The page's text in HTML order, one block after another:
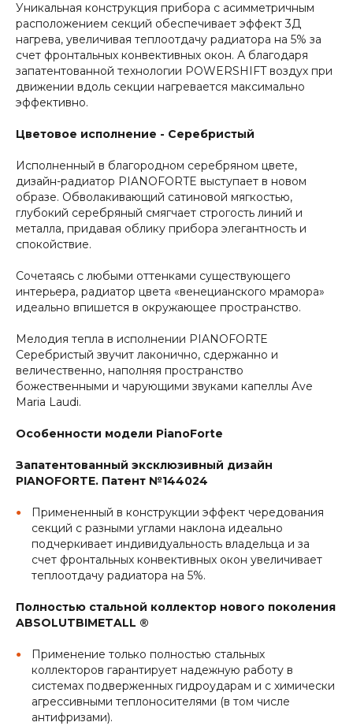
Уникальная конструкция прибора с асимметричным
расположением секций обеспечивает эффект 3Д
нагрева, увеличивая теплоотдачу радиатора на 5% за
счет фронтальных конвективных окон. А благодаря
запатентованной технологии POWERSHIFT воздух при
движении вдоль секции нагревается максимально
эффективно.
Цветовое исполнение - Серебристый
Исполненный в благородном серебряном цвете,
дизайн-радиатор PIANOFORTE выступает в новом
образе. Обволакивающий сатиновой мягкостью,
глубокий серебряный смягчает строгость линий и
металла, придавая облику прибора элегантность и
спокойствие.
Сочетаясь с любыми оттенками существующего
интерьера, радиатор цвета «венецианского мрамора»
идеально впишется в окружающее пространство.
Мелодия тепла в исполнении PIANOFORTE
Серебристый звучит лаконично, сдержанно и
величественно, наполняя пространство
божественными и чарующими звуками капеллы Ave
Maria Laudi.
Особенности модели PianoForte
Запатентованный эксклюзивный дизайн
PIANOFORTE. Патент №144024
Примененный в конструкции эффект чередования
секций с разными углами наклона идеально
подчеркивает индивидуальность владельца и за
счет фронтальных конвективных окон увеличивает
теплоотдачу радиатора на 5%.
Полностью стальной коллектор нового поколения
ABSOLUTBIMETALL ®
Применение только полностью стальных
коллекторов гарантирует надежную работу в
системах подверженных гидроударам и с химически
агрессивными теплоносителями (в том числе
антифризами).